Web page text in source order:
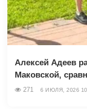
Алексей Адеев
Маковской,
271 6 ИЮЛЯ, 2026